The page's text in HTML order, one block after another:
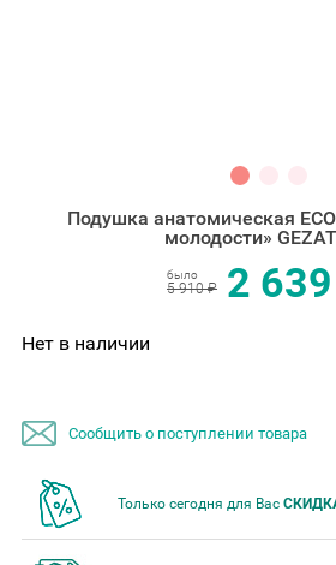
Подушка анатомическая
молодости»
было
5 910 ₽ 2
Нет в наличии
Сообщить о поступлении товара
Только сегодня для Вас